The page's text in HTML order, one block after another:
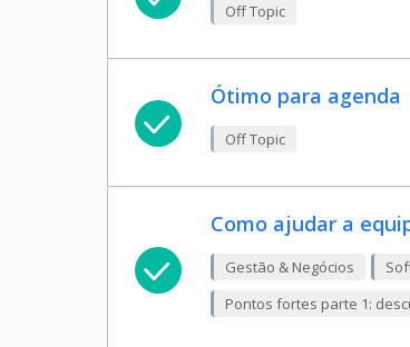
Off Topic
Ótimo para agenda
Off Topic
Como ajudar a
Gestão & Negócios
Pontos fortes parte 1: